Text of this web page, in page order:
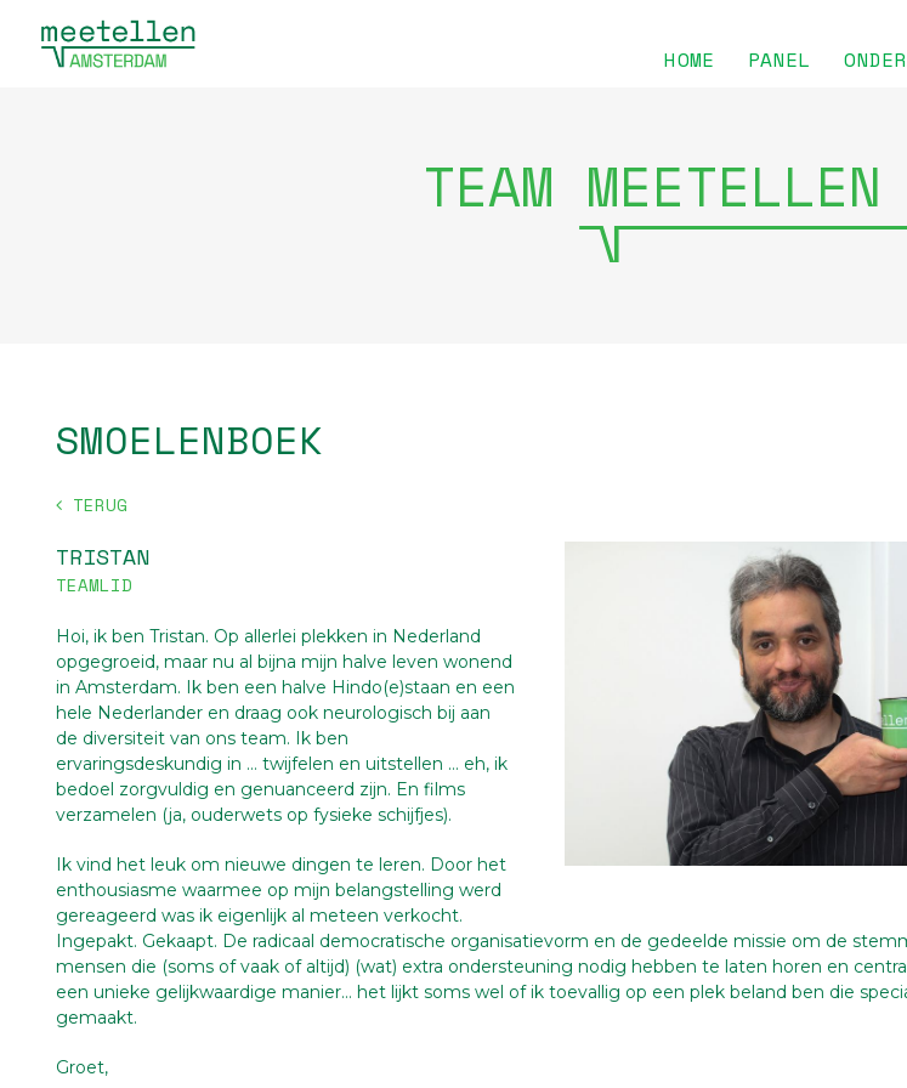
HOME PANEL
TEAM MEETELLEN
SMOELENBOEK
TERUG
TRISTAN
TEAMLID
Hoi, ik ben Tristan. Op allerlei plekken in Nederland
opgegroeid, maar nu al bijna mijn halve leven wonend
in Amsterdam. Ik ben een halve Hindo(e)staan en een
hele Nederlander en draag ook neurologisch bij aan
de diversiteit van ons team. Ik ben
ervaringsdeskundig in … twijfelen en uitstellen … eh, ik
bedoel zorgvuldig en genuanceerd zijn. En films
verzamelen (ja, ouderwets op fysieke schijfjes).
Ik vind het leuk om nieuwe dingen te leren. Door het
enthousiasme waarmee op mijn belangstelling werd
gereageerd was ik eigenlijk al meteen verkocht.
Ingepakt. Gekaapt. De radicaal democratische organisatievorm en de gedeelde missie om de
mensen die (soms of vaak of altijd) (wat) extra ondersteuning nodig hebben te laten horen en
een unieke gelijkwaardige manier… het lijkt soms wel of ik toevallig op een plek beland ben die
gemaakt.
Groet,